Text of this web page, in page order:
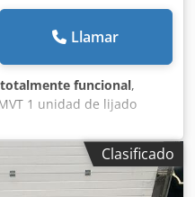
Llamar
totalmente funcional,
1 unidad de lijado
Motor de la unidad de
Unidad de lijado con
de la unidad de
de la unidad Unidad de
Clasificado